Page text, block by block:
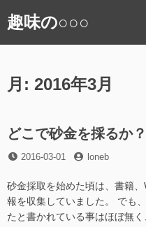
ン趣味の○○○
月: 2016年3月
どこで砂金を採るか
投
日
2016-03-01
投
者
loneb
砂金採取を始めた頃は、書籍
報を収集していました。 でも
たと書かれている事はほぼ無